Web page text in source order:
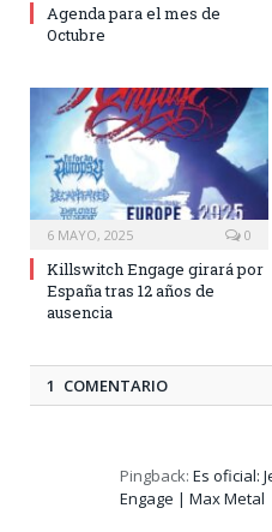
Agenda para el mes de
Octubre
6 MAYO, 2025 0
Killswitch Engage girará por
España tras 12 años de
ausencia
1 COMENTARIO
Pingback: Es oficial:
Engage | Max Metal